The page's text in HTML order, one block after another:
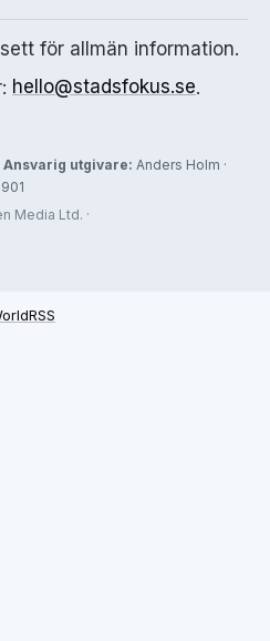
för allmän information.
hello@stadsfokus.se.
Ansvarig utgivare: Anders Holm ·
Media Ltd. ·